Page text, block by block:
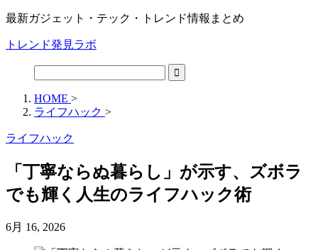
最新ガジェット・テック・トレンド情報まとめ
トレンド発見ラボ
HOME >
ライフハック >
ライフハック
「丁寧ならぬ暮らし」が示す、ズボラ
でも輝く人生のライフハック術
6月 16, 2026